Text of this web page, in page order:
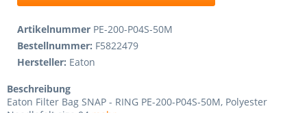
Artikelnummer PE-200-P04S-50M
Bestellnummer: F5822479
Hersteller: Eaton
Beschreibung
Eaton Filter Bag SNAP - RING PE-200-P04S-50M, Polyester